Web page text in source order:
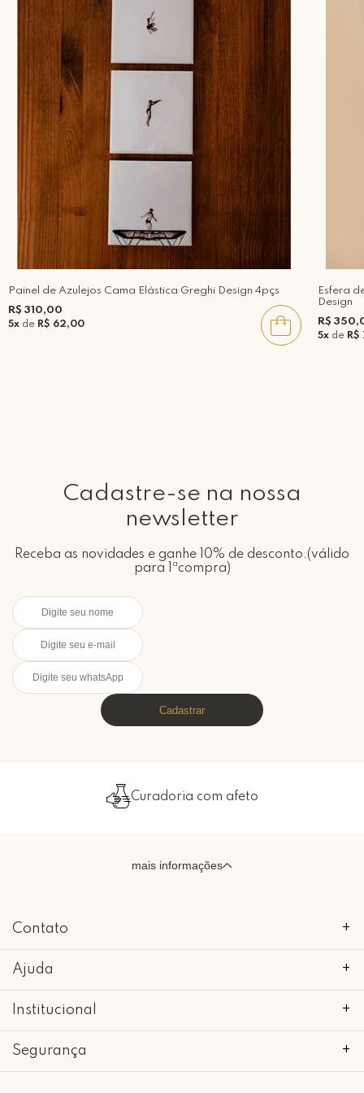
Painel de Azulejos Cama Elástica Greghi Design 4pçs
R$ 310,00
5x de R$ 62,00
Esfera
Design
R$
5xde
Cadastre-se na nossa
newsletter
Receba as novidades e ganhe 10% de desconto.(válido
para 1ªcompra)
Cadastrar
Curadoria com afeto
mais informações
Contato +
Ajuda +
Institucional +
Segurança +